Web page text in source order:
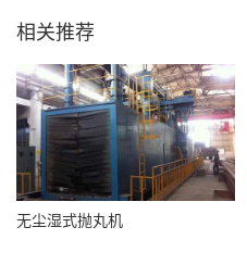
相关推荐
无尘湿式抛丸机